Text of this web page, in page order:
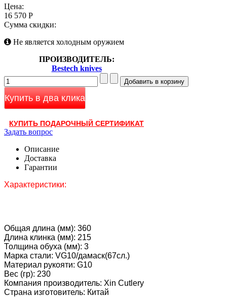
Цена:
16 570 Р
Сумма скидки:
Не является холодным оружием
ПРОИЗВОДИТЕЛЬ:
Bestech knives
Купить в два клика
КУПИТЬ ПОДАРОЧНЫЙ СЕРТИФИКАТ
Задать вопрос
Описание
Доставка
Гарантии
Характеристики:
Общая длина (мм): 360
Длина клинка (мм): 215
Толщина обуха (мм): 3
Марка стали: VG10/дамаск(67сл.)
Материал рукояти: G10
Вес (гр): 230
Компания производитель: Xin Cutlery
Страна изготовитель: Китай